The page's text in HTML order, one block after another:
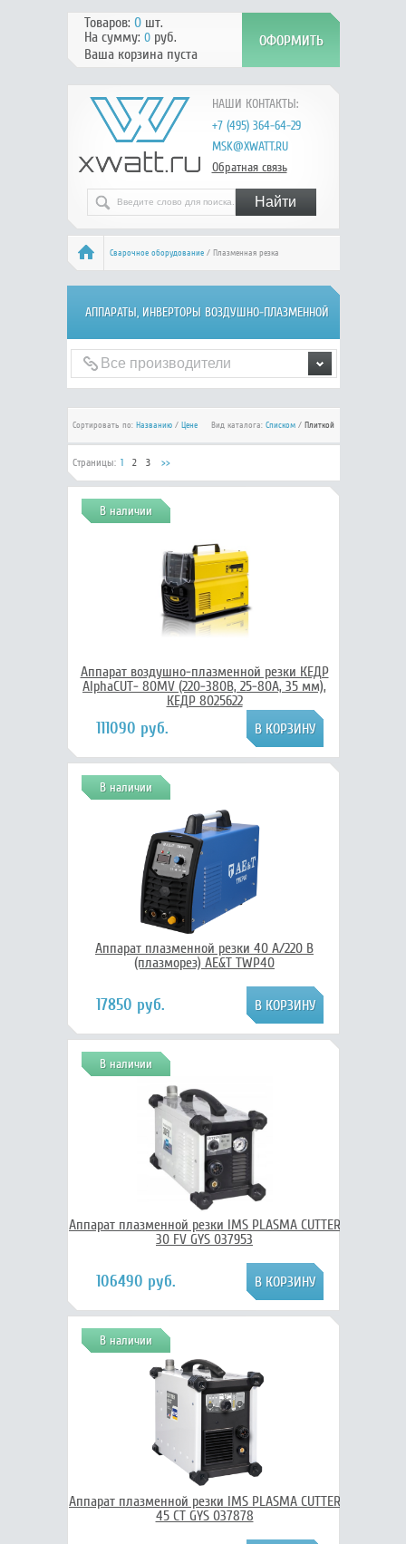
НАШИ КОНТАКТЫ:
+7 (495) 364-64-29
MSK@XWATT.RU
Обратная связь
Товаров: 0шт.
На сумму: 0руб.
Ваша корзина пуста
Сварочное оборудование/ Плазменная резка
АППАРАТЫ, ИНВЕРТОРЫ ВОЗДУШНО-ПЛАЗМЕННОЙ
РЕЗКИ
Сортировать по: Названию/ Цене Вид каталога: Списком/ Плиткой
Страницы: 1 2 3 >>
В наличии
Аппарат воздушно-плазменной резки КЕДР
AlphaCUT- 80MV (220-380В, 25-80А, 35 мм),
КЕДР 8025622
111090 руб.
В наличии
Аппарат плазменной резки 40 А/220 В
(плазморез) AE&T TWP40
17850 руб.
В наличии
Аппарат плазменной резки IMS PLASMA CUTTER
30 FV GYS 037953
106490 руб.
В наличии
Аппарат плазменной резки IMS PLASMA CUTTER
45 CT GYS 037878